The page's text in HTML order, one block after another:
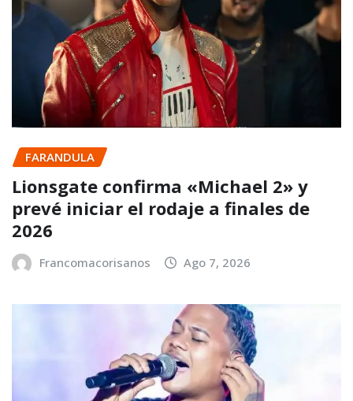
FARANDULA
Lionsgate confirma «Michael 2» y
prevé iniciar el rodaje a finales de
2026
Francomacorisanos Ago 7, 2026